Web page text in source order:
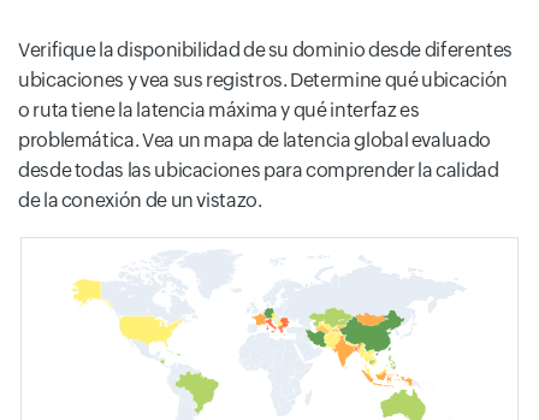
Verifique la disponibilidad de su dominio desde diferentes
ubicaciones y vea sus registros. Determine qué ubicación
o ruta tiene la latencia máxima y qué interfaz es
problemática. Vea un mapa de latencia global evaluado
desde todas las ubicaciones para comprender la calidad
de la conexión de un vistazo.